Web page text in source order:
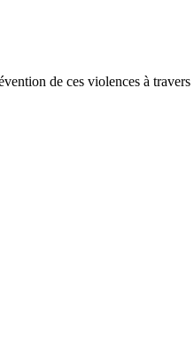
de ces violences à travers